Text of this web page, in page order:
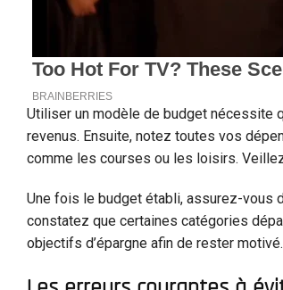
Utiliser un modèle de budget nécessite
revenus. Ensuite, notez toutes vos
comme les courses ou les loisirs.
Une fois le budget établi, assurez-vous
constatez que certaines catégories
objectifs d’épargne afin de rester motivé.